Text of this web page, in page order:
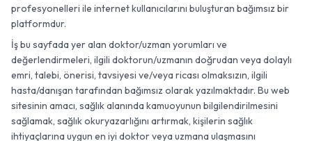
profesyonelleri ile internet kullanıcılarını buluşturan bağımsız bir
platformdur.
İş bu sayfada yer alan doktor/uzman yorumları ve
değerlendirmeleri, ilgili doktorun/uzmanın doğrudan veya dolaylı
emri, talebi, önerisi, tavsiyesi ve/veya ricası olmaksızın, ilgili
hasta/danışan tarafından bağımsız olarak yazılmaktadır. Bu web
sitesinin amacı, sağlık alanında kamuoyunun bilgilendirilmesini
sağlamak, sağlık okuryazarlığını artırmak, kişilerin sağlık
ihtiyaçlarına uygun en iyi doktor veya uzmana ulaşmasını